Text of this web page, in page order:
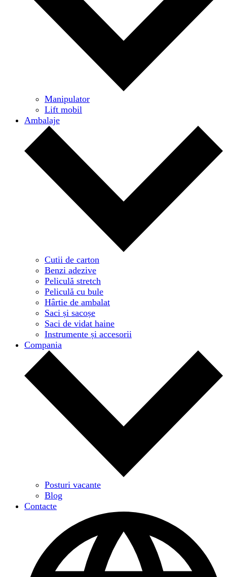
Manipulator
Lift mobil
Ambalaje
Cutii de carton
Benzi adezive
Peliculă stretch
Peliculă cu bule
Hârtie de ambalat
Saci și sacoșe
Saci de vidat haine
Instrumente și accesorii
Compania
Posturi vacante
Blog
Contacte